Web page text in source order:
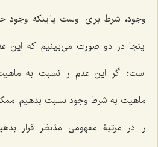
وجود، شرط برای اوست یااینکه وجود
اینجا در دو صورت می‌بینیم که این
است؛ اگر این عدم را نسبت به
ماهیت به شرط وجود نسبت بدهیم
را در مرتبۀ مفهومی مدّنظر قرار